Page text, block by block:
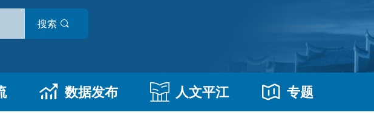
搜索
数据发布 人文平江 专题